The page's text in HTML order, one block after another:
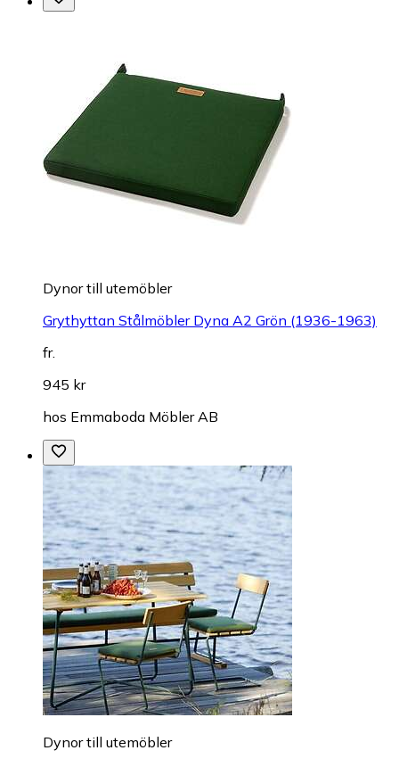
Dynor till utemöbler
Grythyttan Stålmöbler Dyna A2 Grön (1936-1963)
fr.
945 kr
hos Emmaboda Möbler AB
Dynor till utemöbler